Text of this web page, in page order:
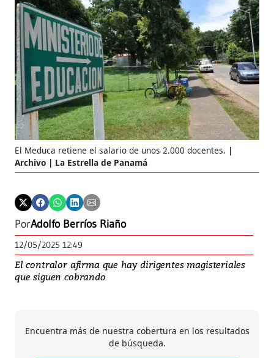
El Meduca retiene el salario de unos 2.000 docentes.
Archivo | La Estrella de Panamá
PorAdolfo Berríos Riaño
12/05/2025 12:49
El contralor afirma que hay dirigentes magisteriales
que siguen cobrando
Encuentra más de nuestra cobertura en los resultados
de búsqueda.